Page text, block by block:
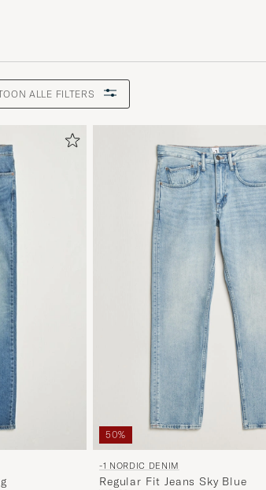
ALLE FILTERS
50%
-1 NORDIC DENIM
Regular Fit Jeans Sky Blue